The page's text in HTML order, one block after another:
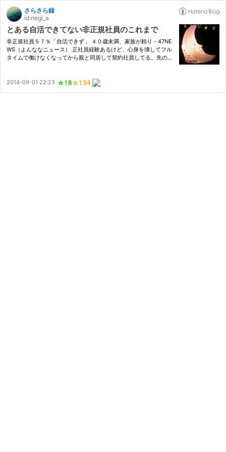
さらさら録
id:negi_a
とある自活できてない非正規社員のこれまで
非正規社員５７％「自活できず」 ４０歳未満、家族が頼り - 47NE
WS（よんななニュース） 正社員経験あるけど、心身を壊してフル
タイムで働けなくなってから親と同居して契約社員してる。先のこ
も…
2014-09-01 22:23